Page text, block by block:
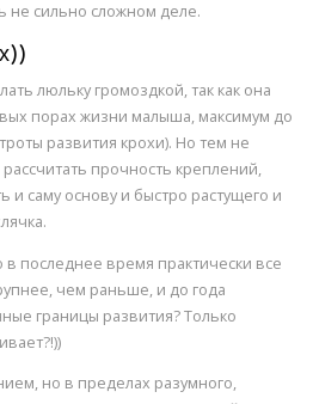
не сильно сложном деле.
люльку громоздкой, так как она
порах жизни малыша, максимум до
развития крохи). Но тем не
прочность креплений,
саму основу и быстро растущего и
в последнее время практически все
чем раньше, и до года
границы развития? Только
но в пределах разумного,